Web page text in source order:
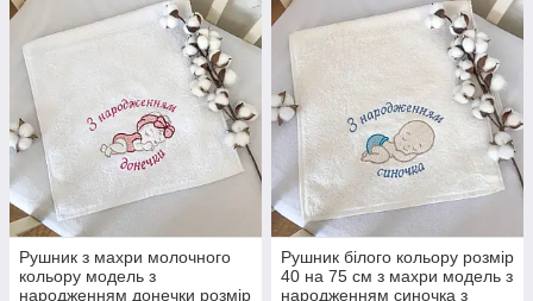
Рушник з махри молочного
кольору модель з
народженням донечки розмір
Рушник білого кольору розмір
40 на 75 см з махри модель з
народженням синочка з